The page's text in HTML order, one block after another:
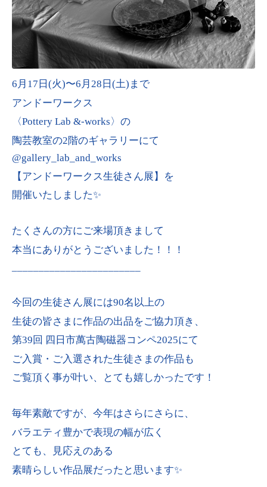
6月17日(火)〜6月28日(土)まで
アンドーワークス
〈Pottery Lab &-works〉の
陶芸教室の2階のギャラリーにて
@gallery_lab_and_works
【アンドーワークス生徒さん展】を
開催いたしました✨
たくさんの方にご来場頂きまして
本当にありがとうございました！！！
今回の生徒さん展には90名以上の
生徒の皆さまに作品の出品をご協力頂き、
第39回 四日市萬古陶磁器コンペ2025にて
ご入賞・ご入選された生徒さまの作品も
ご覧頂く事が叶い、とても嬉しかったです！
毎年素敵ですが、今年はさらにさらに、
バラエティ豊かで表現の幅が広く
とても、見応えのある
素晴らしい作品展だったと思います✨